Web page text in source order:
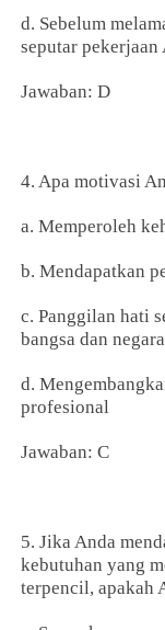
d. Sebelum
seputar
Jawaban: D
4. Apa motivasi
a. Memperoleh
b. Mendapatkan
c. Panggilan hati
bangsa dan negara
d.
profesional
Jawaban: C
5. Jika Anda
kebutuhan yang
terpencil, apakah